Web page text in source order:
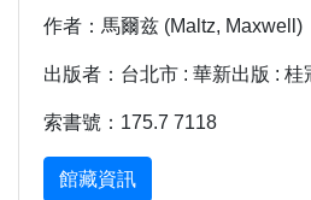
作者：馬爾兹 (Maltz, Maxwell)
出版者：台北市 : 華新出版 : 桂
索書號：175.7 7118
館藏資訊